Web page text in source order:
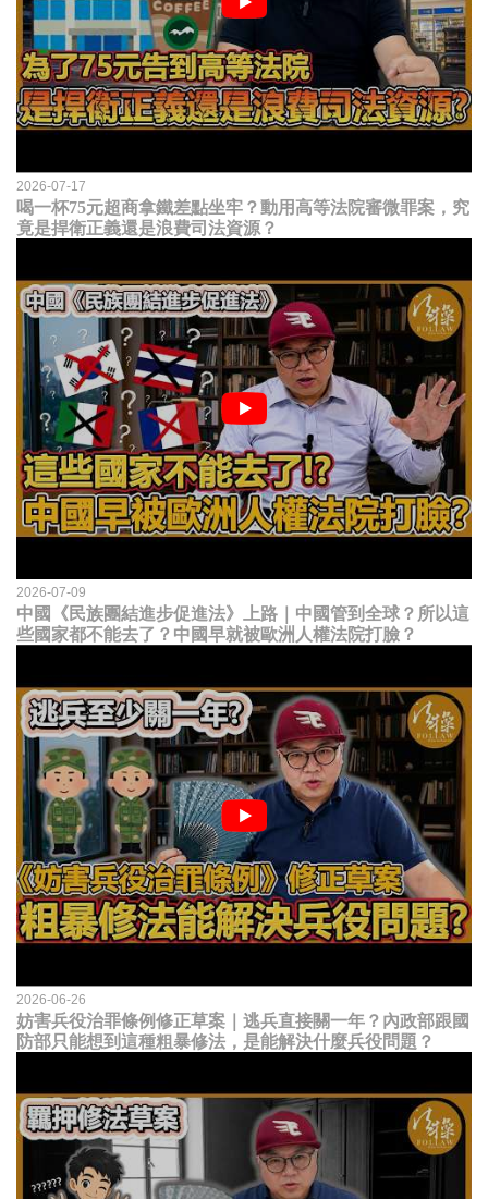
2026-07-17
喝一杯75元超商拿鐵差點坐牢？動用高等法院審微罪案，究
竟是捍衛正義還是浪費司法資源？
2026-07-09
中國《民族團結進步促進法》上路｜中國管到全球？所以這
些國家都不能去了？中國早就被歐洲人權法院打臉？
2026-06-26
妨害兵役治罪條例修正草案｜逃兵直接關一年？內政部跟國
防部只能想到這種粗暴修法，是能解決什麼兵役問題？